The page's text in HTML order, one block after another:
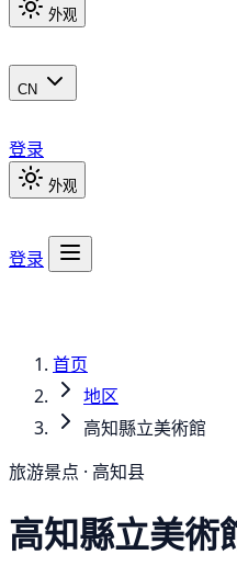
外观
CN
登录
外观
登录
首页
地区
高知縣立美術館
旅游景点 · 高知县
高知縣立美術